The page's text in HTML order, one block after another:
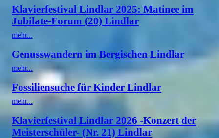
Klavierfestival Lindlar 2025: Matinee im
Jubilate-Forum (20) Lindlar
mehr...
Genusswandern im Bergischen Lindlar
mehr...
Fossiliensuche für Kinder Lindlar
mehr...
Klavierfestival Lindlar 2026 -Konzert der
Meisterschüler- (Nr. 21) Lindlar